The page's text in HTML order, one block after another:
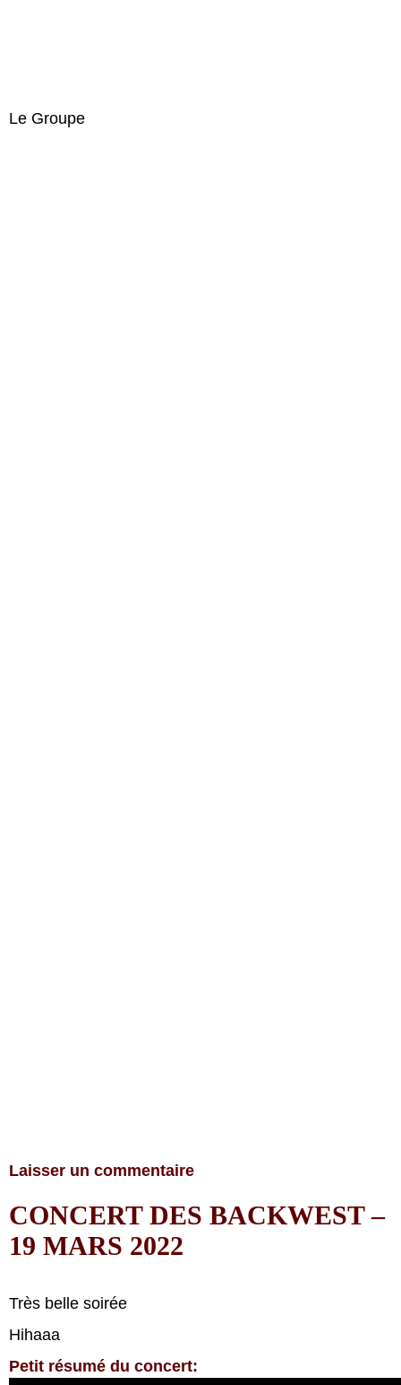
Le Groupe
Laisser un commentaire
CONCERT DES BACKWEST –
19 MARS 2022
Très belle soirée
Hihaaa
Petit résumé du concert: